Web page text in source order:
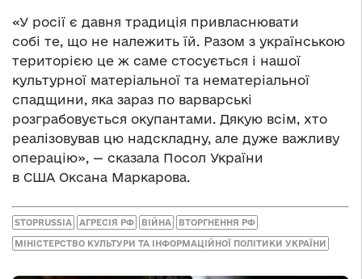
«У росії є давня традиція привласнювати
собі те, що не належить їй. Разом з українською
територією це ж саме стосується і нашої
культурної матеріальної та нематеріальної
спадщини, яка зараз по варварські
розграбовується окупантами. Дякую всім, хто
реалізовував цю надскладну, але дуже важливу
операцію», — сказала Посол України
в США Оксана Маркарова.
STOPRUSSIA АГРЕСІЯ РФ ВІЙНА ВТОРГНЕННЯ РФ
МІНІСТЕРСТВО КУЛЬТУРИ ТА ІНФОРМАЦІЙНОЇ ПОЛІТИКИ УКРАЇНИ